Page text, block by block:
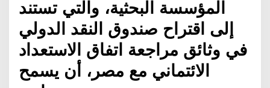
المؤسسة البحثية، والتي تستند
إلى اقتراح صندوق النقد الدولي
في وثائق مراجعة اتفاق الاستعداد
الائتماني مع مصر، أن يسمح